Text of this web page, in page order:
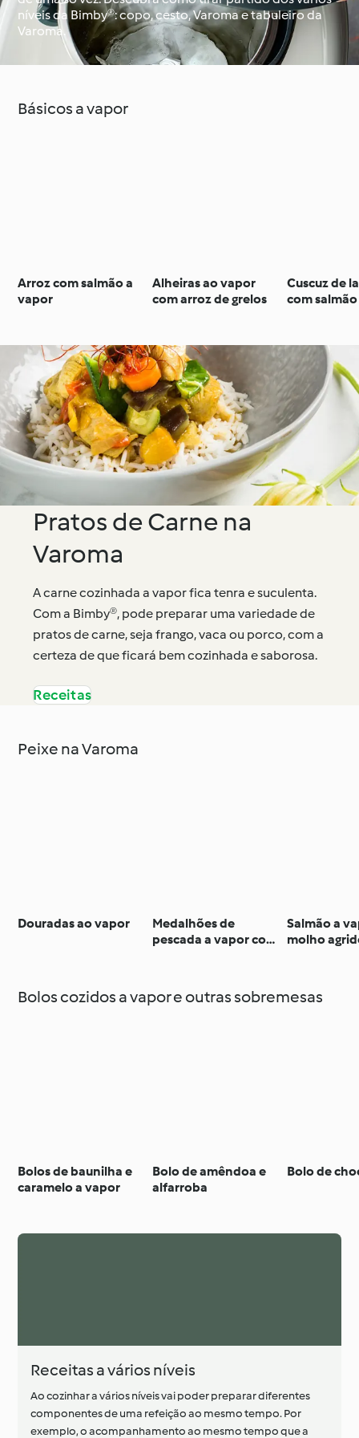
À volta do mundo com
o Cookidoo®
Aprenda com o
Cookidoo®
níveis da Bimby®: copo, cesto, Varoma e tabuleiro da
Varoma.
Básicos a vapor
Arroz com salmão a
vapor
Alheiras ao vapor
com arroz de grelos
Cuscuz de
com
Pratos de Carne na
Varoma
A carne cozinhada a vapor fica tenra e suculenta.
Com a Bimby®, pode preparar uma variedade de
pratos de carne, seja frango, vaca ou porco, com a
certeza de que ficará bem cozinhada e saborosa.
Receitas
Peixe na Varoma
Douradas ao vapor
Medalhões de
pescada a vapor com
Salmão a
molho
Bolos cozidos a vapor e outras sobremesas
Bolos de baunilha e
caramelo a vapor
Bolo de amêndoa e
alfarroba
Bolo de
Receitas a vários níveis
Ao cozinhar a vários níveis vai poder preparar diferentes
componentes de uma refeição ao mesmo tempo. Por
exemplo, o acompanhamento ao mesmo tempo que a